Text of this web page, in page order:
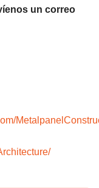
un correo